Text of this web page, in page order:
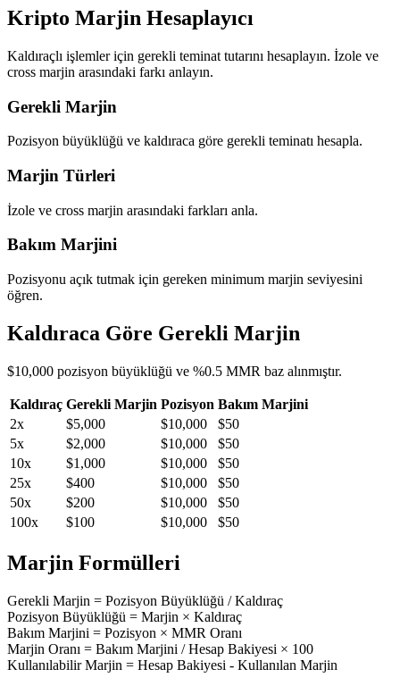
Kripto Marjin Hesaplayıcı
Kaldıraçlı işlemler için gerekli teminat tutarını hesaplayın. İzole ve
cross marjin arasındaki farkı anlayın.
Gerekli Marjin
Pozisyon büyüklüğü ve kaldıraca göre gerekli teminatı hesapla.
Marjin Türleri
İzole ve cross marjin arasındaki farkları anla.
Bakım Marjini
Pozisyonu açık tutmak için gereken minimum marjin seviyesini
öğren.
Kaldıraca Göre Gerekli Marjin
$10,000 pozisyon büyüklüğü ve %0.5 MMR baz alınmıştır.
Kaldıraç Gerekli Marjin Pozisyon Bakım Marjini
2x
$5,000 $10,000
$50
5x
$2,000 $10,000
$50
10x
$1,000 $10,000
$50
25x
$400 $10,000
$50
50x
$200 $10,000
$50
100x
$100 $10,000 $50
Marjin Formülleri
Gerekli Marjin = Pozisyon Büyüklüğü / Kaldıraç
Pozisyon Büyüklüğü = Marjin × Kaldıraç
Bakım Marjini = Pozisyon × MMR Oranı
Marjin Oranı = Bakım Marjini / Hesap Bakiyesi × 100
Kullanılabilir Marjin = Hesap Bakiyesi - Kullanılan Marjin